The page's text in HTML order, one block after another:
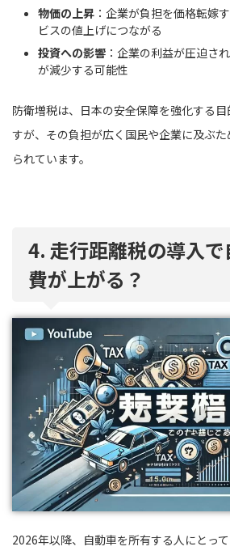
物価の上昇 ：企業が負担を価格転嫁
ビスの値上げにつながる
投資への影響 ：企業の利益が圧迫さ
が減少する可能性
防衛増税は、日本の安全保障を強化する
すが、その負担が広く国民や企業に及ぶ
られています。
4. 走行距離税の導入
費が上がる？
2026年以降、自動車を所有する人にとっ